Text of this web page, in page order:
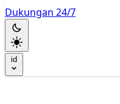
Dukungan 24/7
id